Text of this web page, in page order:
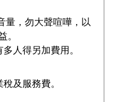
量，勿大聲喧嘩，以
。
人得另加費用。
及服務費。